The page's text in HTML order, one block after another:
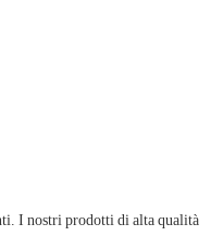
I nostri prodotti di alta qualità